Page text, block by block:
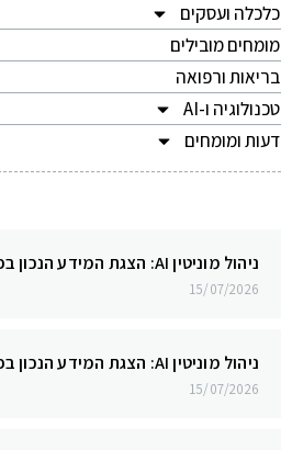
כלכלה ועסקים
מומחים מובילים
בריאות ורפואה
טכנולוגיה ו-AI
דעות ומומחים
ניהול מוניטין AI: הצגת המידע הנכון בפני בוטים ומנועי תשובות
15/07/2026
ניהול מוניטין AI: הצגת המידע הנכון בפני בוטים ומנועי תשובות
15/07/2026